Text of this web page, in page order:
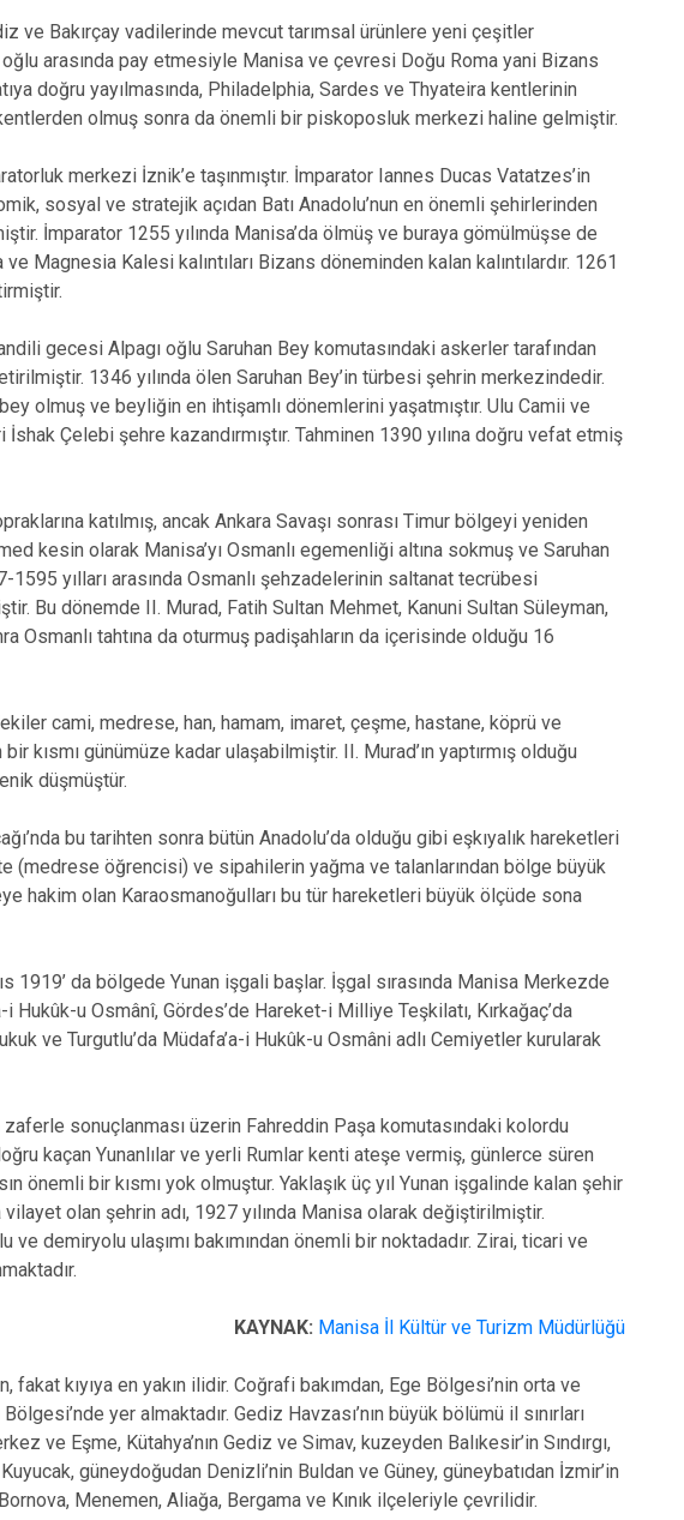
ve Bakırçay vadilerinde mevcut tarımsal ürünlere yeni çeşitler
arasında pay etmesiyle Manisa ve çevresi Doğu Roma yani Bizans
doğru yayılmasında, Philadelphia, Sardes ve Thyateira kentlerinin
olmuş sonra da önemli bir piskoposluk merkezi haline gelmiştir.
merkezi İznik’e taşınmıştır. İmparator Iannes Ducas Vatatzes’in
sosyal ve stratejik açıdan Batı Anadolu’nun en önemli şehirlerinden
İmparator 1255 yılında Manisa’da ölmüş ve buraya gömülmüşse de
Magnesia Kalesi kalıntıları Bizans döneminden kalan kalıntılardır. 1261
gecesi Alpagı oğlu Saruhan Bey komutasındaki askerler tarafından
1346 yılında ölen Saruhan Bey’in türbesi şehrin merkezindedir.
olmuş ve beyliğin en ihtişamlı dönemlerini yaşatmıştır. Ulu Camii ve
Çelebi şehre kazandırmıştır. Tahminen 1390 yılına doğru vefat etmiş
katılmış, ancak Ankara Savaşı sonrası Timur bölgeyi yeniden
kesin olarak Manisa’yı Osmanlı egemenliği altına sokmuş ve Saruhan
yılları arasında Osmanlı şehzadelerinin saltanat tecrübesi
Bu dönemde II. Murad, Fatih Sultan Mehmet, Kanuni Sultan Süleyman,
tahtına da oturmuş padişahların da içerisinde olduğu 16
cami, medrese, han, hamam, imaret, çeşme, hastane, köprü ve
kısmı günümüze kadar ulaşabilmiştir. II. Murad’ın yaptırmış olduğu
düşmüştür.
bu tarihten sonra bütün Anadolu’da olduğu gibi eşkıyalık hareketleri
(medrese öğrencisi) ve sipahilerin yağma ve talanlarından bölge büyük
hakim olan Karaosmanoğulları bu tür hareketleri büyük ölçüde sona
1919’ da bölgede Yunan işgali başlar. İşgal sırasında Manisa Merkezde
u Osmânî, Gördes’de Hareket-i Milliye Teşkilatı, Kırkağaç’da
ve Turgutlu’da Müdafa’a-i Hukûk-u Osmâni adlı Cemiyetler kurularak
sonuçlanması üzerin Fahreddin Paşa komutasındaki kolordu
kaçan Yunanlılar ve yerli Rumlar kenti ateşe vermiş, günlerce süren
önemli bir kısmı yok olmuştur. Yaklaşık üç yıl Yunan işgalinde kalan şehir
vilayet olan şehrin adı, 1927 yılında Manisa olarak değiştirilmiştir.
demiryolu ulaşımı bakımından önemli bir noktadadır. Zirai, ticari ve
KAYNAK: Manisa İl Kültür ve Turizm Müdürlüğü
fakat kıyıya en yakın ilidir. Coğrafi bakımdan, Ege Bölgesi’nin orta ve
yer almaktadır. Gediz Havzası’nın büyük bölümü il sınırları
ve Eşme, Kütahya’nın Gediz ve Simav, kuzeyden Balıkesir’in Sındırgı,
güneydoğudan Denizli’nin Buldan ve Güney, güneybatıdan İzmir’in
Menemen, Aliağa, Bergama ve Kınık ilçeleriyle çevrilidir.